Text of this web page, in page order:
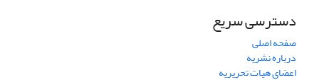
دسترسی سریع
صفحه اصلی
درباره نشریه
اعضای هیات تحریریه